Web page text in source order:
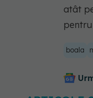
atât
boala